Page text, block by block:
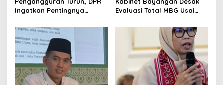
Ingatkan Pentingnya
yang Layak
Evaluasi Total MBG Usai
Massal